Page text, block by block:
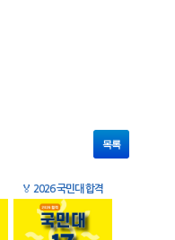
목록
🏅 2026 국민대 합격